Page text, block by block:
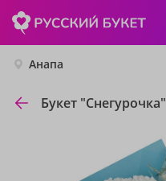
Анапа
Букет "Снегурочка"